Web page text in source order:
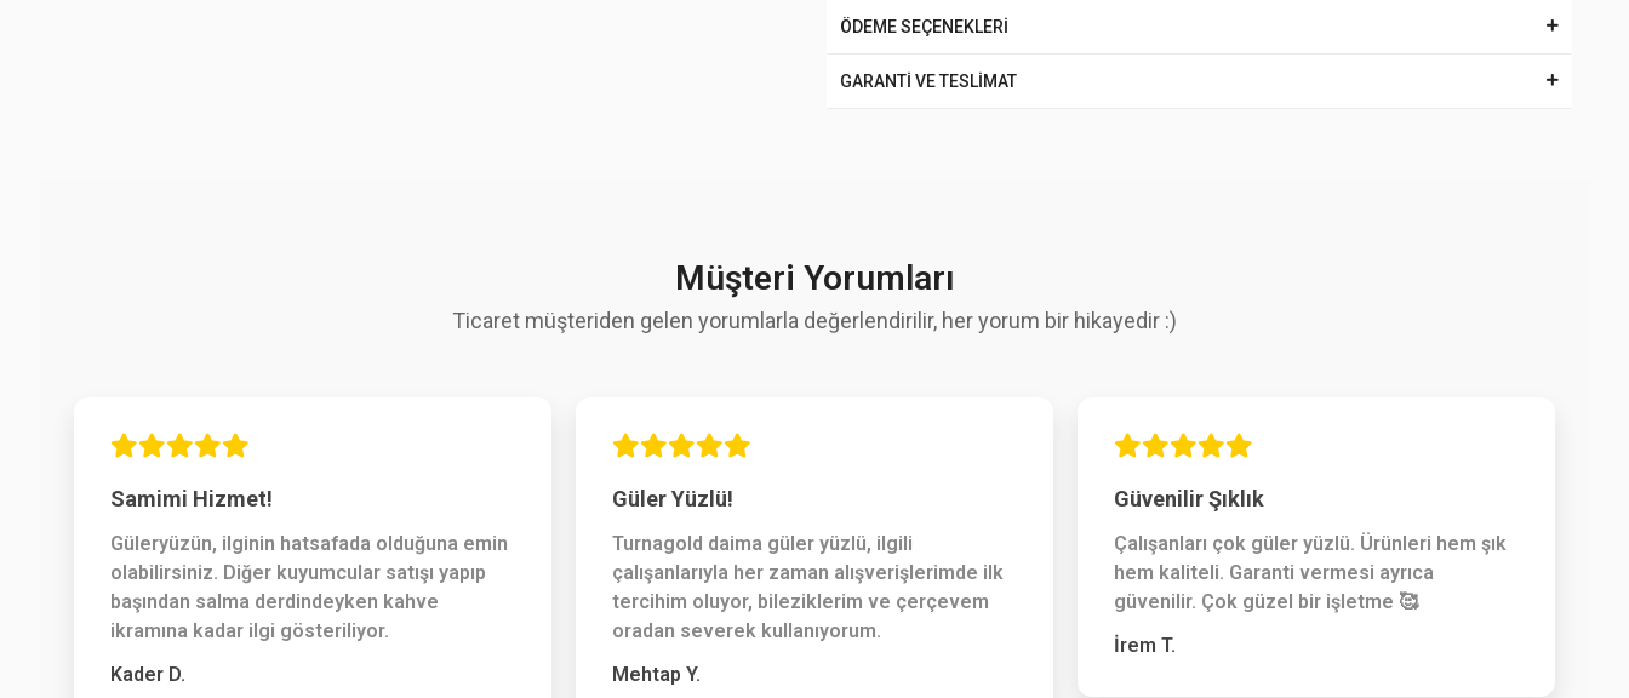
ÖDEME SEÇENEKLERİ
GARANTİ VE TESLİMAT
Müşteri Yorumları
Ticaret müşteriden gelen yorumlarla değerlendirilir, her yorum bir hikayedir :)
Samimi Hizmet!
Güleryüzün, ilginin hatsafada olduğuna emin
olabilirsiniz. Diğer kuyumcular satışı yapıp
başından salma derdindeyken kahve
ikramına kadar ilgi gösteriliyor.
Kader D.
Güler Yüzlü!
Turnagold daima güler yüzlü, ilgili
çalışanlarıyla her zaman alışverişlerimde ilk
tercihim oluyor, bileziklerim ve çerçevem
oradan severek kullanıyorum.
Mehtap Y.
Güvenilir Şıklık
Çalışanları çok güler yüzlü. Ürünleri hem şık
hem kaliteli. Garanti vermesi ayrıca
güvenilir. Çok güzel bir işletme 🥰
İrem T.